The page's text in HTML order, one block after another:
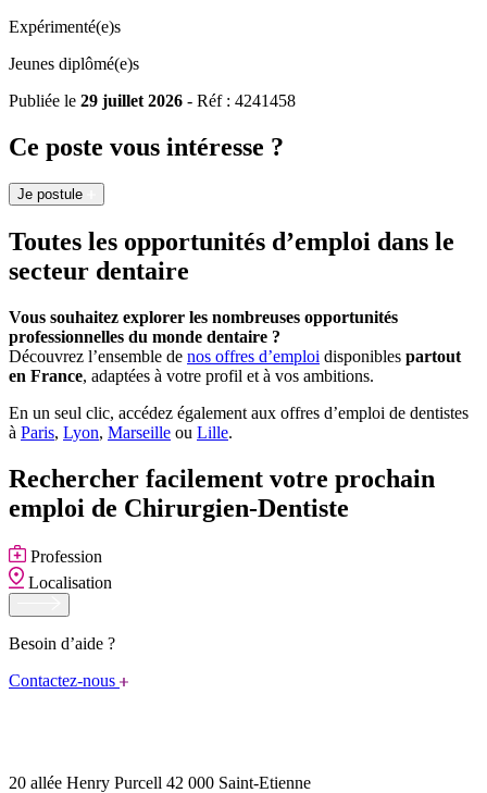
Expérimenté(e)s
Jeunes diplômé(e)s
Publiée le 29 juillet 2026 - Réf : 4241458
Ce poste vous intéresse ?
Je postule
Toutes les opportunités d’emploi dans le
secteur dentaire
Vous souhaitez explorer les nombreuses opportunités
professionnelles du monde dentaire ?
Découvrez l’ensemble de nos offres d’emploi disponibles partout
en France, adaptées à votre profil et à vos ambitions.
En un seul clic, accédez également aux offres d’emploi de dentistes
à Paris, Lyon, Marseille ou Lille.
Rechercher facilement votre prochain
emploi de Chirurgien-Dentiste
Profession
Localisation
Besoin d’aide ?
Contactez-nous
20 allée Henry Purcell 42 000 Saint-Etienne